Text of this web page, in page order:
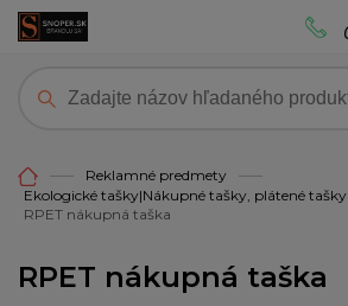
Reklamné predmety
Ekologické tašky|Nákupné tašky, plátené tašky
RPET nákupná taška
RPET nákupná taška